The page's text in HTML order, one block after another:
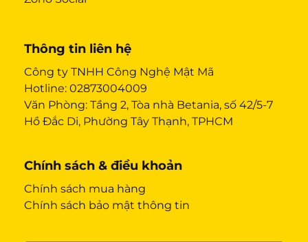
Thông tin liên hệ
Công ty TNHH Công Nghệ Mật Mã
Hotline: 02873004009
Văn Phòng: Tầng 2, Tòa nhà Betania, số 42/5-7
Hồ Đắc Di, Phường Tây Thạnh, TPHCM
Chính sách & điều khoản
Chính sách mua hàng
Chính sách bảo mật thông tin